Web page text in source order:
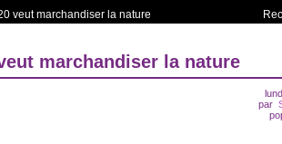
veut marchandiser la nature
marchandiser la nature
par